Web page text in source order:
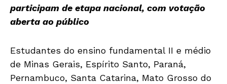
participam de etapa nacional, com votação
aberta ao público
Estudantes do ensino fundamental II e médio
de Minas Gerais, Espírito Santo, Paraná,
Pernambuco, Santa Catarina, Mato Grosso do